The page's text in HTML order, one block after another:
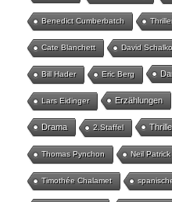
Benedict Cumberbatch
Cate Blanchett David Schalko
Bill Hader Eric Berg
Lars Eidinger Erzählungen
Drama 2.Staffel
Thomas Pynchon Neil
Timothée Chalamet